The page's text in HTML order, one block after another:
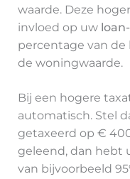
waarde. Deze
invloed op uw
percentage van
de woningwaarde.
Bij een hogere
automatisch. Stel
getaxeerd op €
geleend, dan hebt
van bijvoorbeeld